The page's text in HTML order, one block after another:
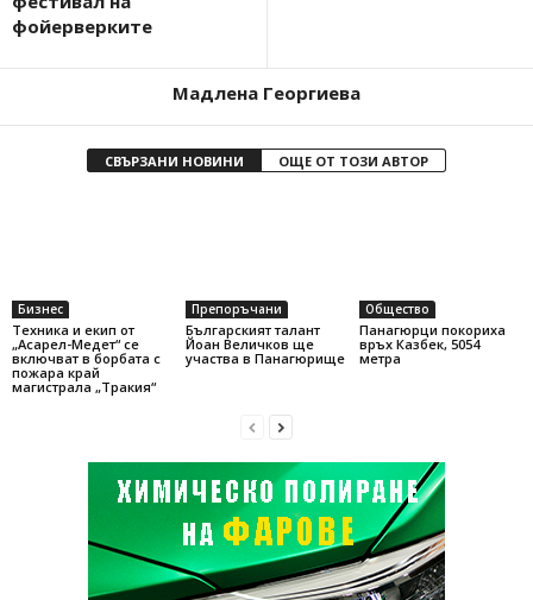
фойерверките
Мадлена Георгиева
СВЪРЗАНИ НОВИНИ ОЩЕ ОТ ТОЗИ АВТОР
Бизнес
Техника и екип от
„Асарел-Медет“ се
включват в борбата с
пожара край
магистрала „Тракия“
Препоръчани
Българският талант
Йоан Величков ще
участва в Панагюрище
Общество
Панагюрци покориха
връх Казбек, 5054
метра